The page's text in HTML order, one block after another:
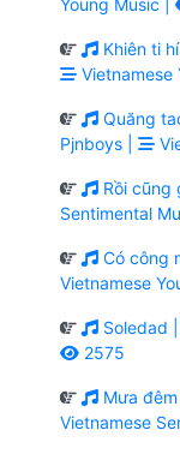
Khiên ti
Vietnamese
Quăng
Pjnboys |
Rồi cũng
Sentimental
Có công
Vietnamese
Soledad |
2575
Mưa
Vietnamese